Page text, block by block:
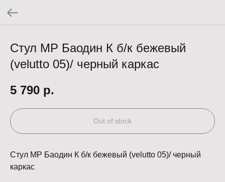
Стул МР Баодин К б/к бежевый
(velutto 05)/ черный каркас
5 790 р.
Out of stock
Стул МР Баодин К б/к бежевый (velutto 05)/ черный
каркас